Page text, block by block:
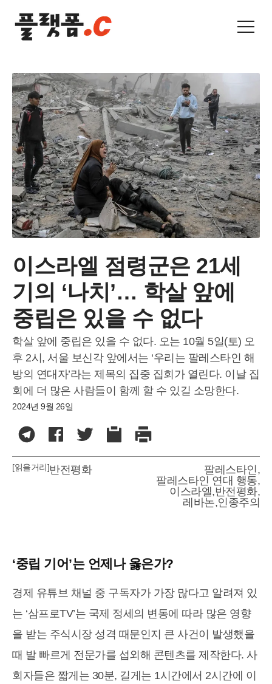
이스라엘 점령군은 21세
기의 ‘나치’… 학살 앞에
중립은 있을 수 없다
학살 앞에 중립은 있을 수 없다. 오는 10월 5일(토) 오
후 2시, 서울 보신각 앞에서는 ‘우리는 팔레스타인 해
방의 연대자’라는 제목의 집중 집회가 열린다. 이날 집
회에 더 많은 사람들이 함께 할 수 있길 소망한다.
2024년 9월 26일
[읽을거리]반전평화 팔레스타인 ,
팔레스타인 연대 행동,
이스라엘,반전평화,
레바논,인종주의
‘중립 기어’는 언제나 옳은가?
경제 유튜브 채널 중 구독자가 가장 많다고 알려져 있
는 ‘삼프로TV’는 국제 정세의 변동에 따라 많은 영향
을 받는 주식시장 성격 때문인지 큰 사건이 발생했을
때 발 빠르게 전문가를 섭외해 콘텐츠를 제작한다. 사
회자들은 짧게는 30분, 길게는 1시간에서 2시간에 이